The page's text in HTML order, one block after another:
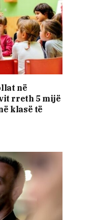
në
rreth 5 mijë
klasë të